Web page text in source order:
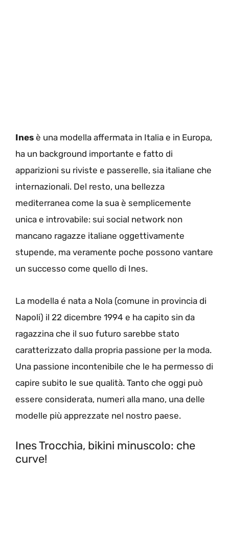
Ines è una modella affermata in Italia e in Europa,
ha un background importante e fatto di
apparizioni su riviste e passerelle, sia italiane che
internazionali. Del resto, una bellezza
mediterranea come la sua è semplicemente
unica e introvabile: sui social network non
mancano ragazze italiane oggettivamente
stupende, ma veramente poche possono vantare
un successo come quello di Ines.
La modella é nata a Nola (comune in provincia di
Napoli) il 22 dicembre 1994 e ha capito sin da
ragazzina che il suo futuro sarebbe stato
caratterizzato dalla propria passione per la moda.
Una passione incontenibile che le ha permesso di
capire subito le sue qualità. Tanto che oggi può
essere considerata, numeri alla mano, una delle
modelle più apprezzate nel nostro paese.
Ines Trocchia, bikini minuscolo: che
curve!